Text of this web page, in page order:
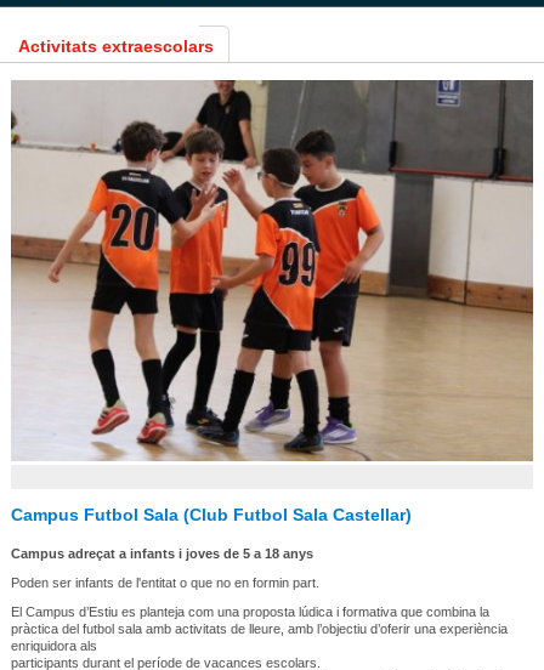
Activitats extraescolars
Campus Futbol Sala (Club Futbol Sala Castellar)
Campus adreçat a infants i joves de 5 a 18 anys
Poden ser infants de l'entitat o que no en formin part.
El Campus d’Estiu es planteja com una proposta lúdica i formativa que combina la
pràctica del futbol sala amb activitats de lleure, amb l’objectiu d’oferir una experiència
enriquidora als
participants durant el període de vacances escolars.